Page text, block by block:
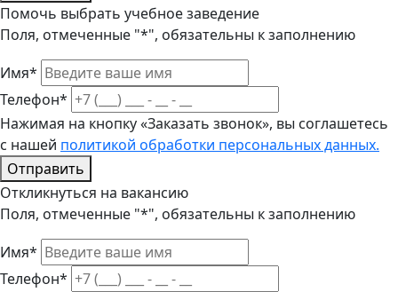
Помочь выбрать учебное заведение
Поля, отмеченные "*", обязательны к заполнению
Имя*
Телефон*
Нажимая на кнопку «Заказать звонок», вы соглашетесь
с нашей политикой обработки персональных данных.
Отправить
Откликнуться на вакансию
Поля, отмеченные "*", обязательны к заполнению
Имя*
Телефон*